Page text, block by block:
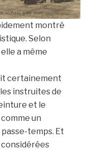
montré
Selon
a même
certainement
instruites de
et le
un
passe-temps. Et